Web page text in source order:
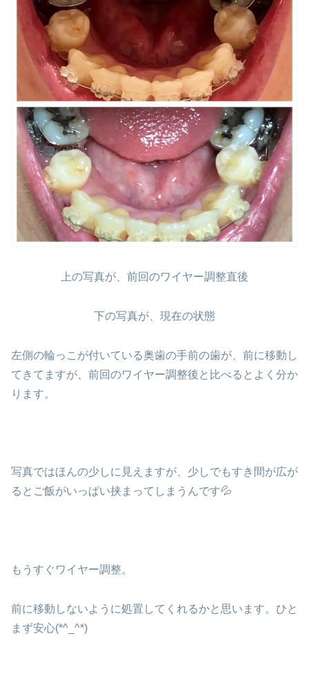
上の写真が、前回のワイヤー調整直後
下の写真が、現在の状態
左側の輪っこが付いている奥歯の手前の歯が、前に移動し
てきてますが、前回のワイヤー調整後と比べるとよく分か
ります。
写真ではほんの少しに見えますが、少しでもすき間が広が
るとご飯がいっぱい挟まってしまうんです💦
もうすぐワイヤー調整。
前に移動しないように処置してくれるかと思います。ひと
まず安心(*^_^*)